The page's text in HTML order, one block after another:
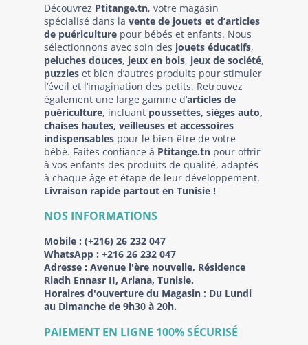
Découvrez Ptitange.tn, votre magasin
spécialisé dans la vente de jouets et d’articles
de puériculture pour bébés et enfants. Nous
sélectionnons avec soin des jouets éducatifs,
peluches douces, jeux en bois, jeux de société,
puzzles et bien d’autres produits pour stimuler
l’éveil et l’imagination des petits. Retrouvez
également une large gamme d’articles de
puériculture, incluant poussettes, sièges auto,
chaises hautes, veilleuses et accessoires
indispensables pour le bien-être de votre
bébé. Faites confiance à Ptitange.tn pour offrir
à vos enfants des produits de qualité, adaptés
à chaque âge et étape de leur développement.
Livraison rapide partout en Tunisie !
NOS INFORMATIONS
Mobile : (+216) 26 232 047
WhatsApp : +216 26 232 047
Adresse : Avenue l'ère nouvelle, Résidence
Riadh Ennasr II, Ariana, Tunisie.
Horaires d'ouverture du Magasin : Du Lundi
au Dimanche de 9h30 à 20h.
PAIEMENT EN LIGNE 100% SÉCURISÉ